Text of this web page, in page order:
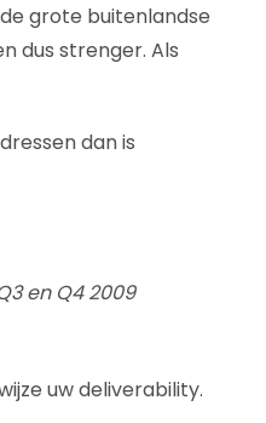
grote buitenlandse
dus strenger. Als
dan is
en Q4 2009
uw deliverability.